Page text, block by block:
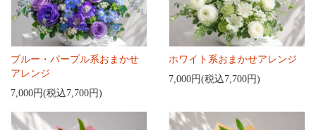
ブルー・パープル系おまかせ
アレンジ
7,000円(税込7,700円)
ホワイト系おまかせアレンジ
7,000円(税込7,700円)